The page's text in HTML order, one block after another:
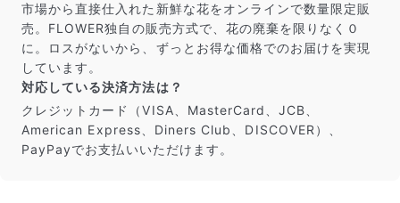
よくある質問
Q. 毎月自動でお花が届くサービスですか？
いいえ、毎月自動でお届けするサービスではありません。好
きな時に好きな花をご注文いただけます。
Q. 配送できないエリアはありますか？
ただいま沖縄・離島エリアへの配送には対応しておりませ
市場から直接仕入れた新鮮な花をオンラインで数量限定販
売。FLOWER独自の販売方式で、花の廃棄を限りなく０
に。ロスがないから、ずっとお得な価格でのお届けを実現
しています。
対応している決済方法は？
クレジットカード（VISA、MasterCard、JCB、
American Express、Diners Club、DISCOVER）、
PayPayでお支払いいただけます。